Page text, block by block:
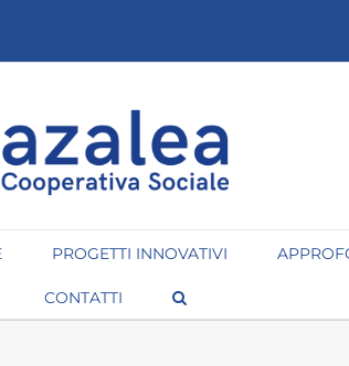
PROGETTI INNOVATIVI
CONTATTI